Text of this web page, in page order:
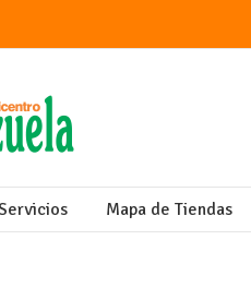
Mapa de Tiendas